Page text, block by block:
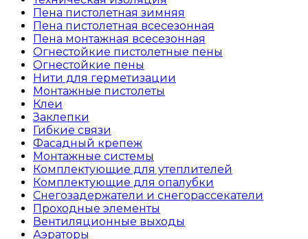
Пена пистолетная зимняя
Пена пистолетная всесезонная
Пена монтажная всесезонная
Огнестойкие пистолетные пены
Огнестойкие пены
Нити для герметизации
Монтажные пистолеты
Клеи
Заклепки
Гибкие связи
Фасадный крепеж
Монтажные системы
Комплектующие для утеплителей
Комплектующие для опалубки
Снегозадержатели и снегорассекатели
Проходные элементы
Вентиляционные выходы
Аэраторы